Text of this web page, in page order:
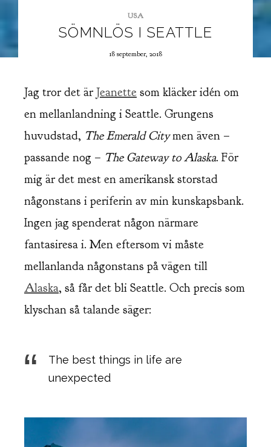
SÖMNLÖS I SEATTLE
USA
18 september, 2018
Jag tror det ärJeanette som kläcker idén om
en mellanlandning i Seattle. Grungens
huvudstad, The Emerald Citymen även –
passande nog – The Gateway to Alaska. För
mig är det mest en amerikansk storstad
någonstans i periferin av min kunskapsbank.
Ingen jag spenderat någon närmare
fantasiresa i. Men eftersom vi måste
mellanlanda någonstans på vägen till
Alaska, så får det bli Seattle. Och precis som
klyschan så talande säger:
The best things in life are
unexpected